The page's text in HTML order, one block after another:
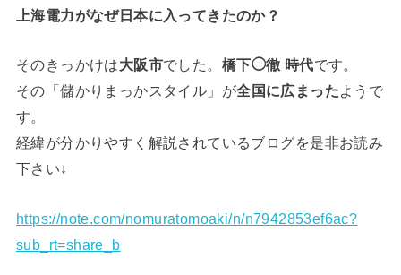
上海電力がなぜ日本に入ってきたのか？
そのきっかけは大阪市でした。 橋下◯徹 時代です。
その「儲かりまっかスタイル」が全国に広まったようで
す。
経緯が分かりやすく解説されているブログを是非お読み
下さい↓
https://note.com/nomuratomoaki/n/n7942853ef6ac?
sub_rt=share_b